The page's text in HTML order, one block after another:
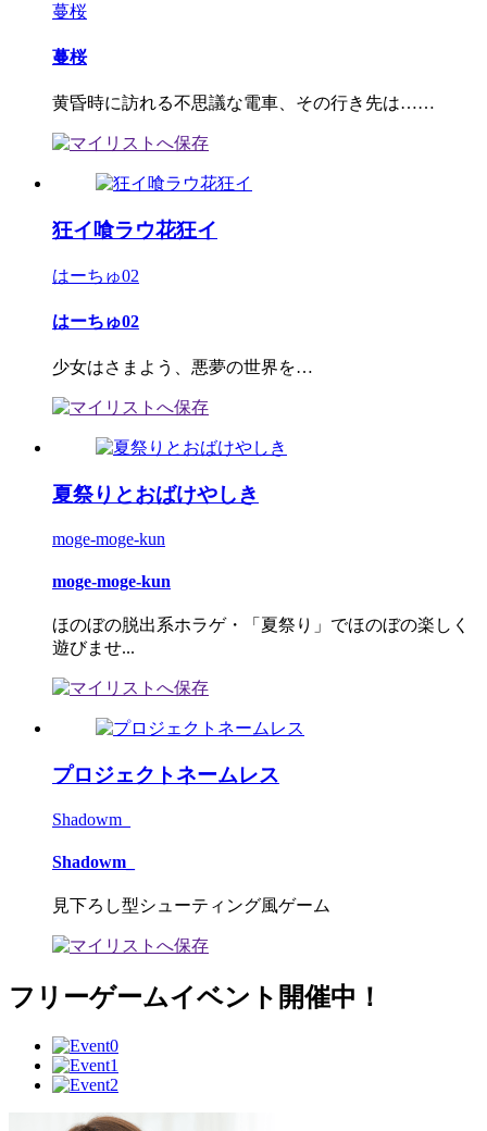
蔓桜
蔓桜
黄昏時に訪れる不思議な電車、その行き先は……
狂イ喰ラウ花狂イ
はーちゅ02
はーちゅ02
少女はさまよう、悪夢の世界を…
夏祭りとおばけやしき
moge-moge-kun
moge-moge-kun
ほのぼの脱出系ホラゲ・「夏祭り」でほのぼの楽しく
遊びませ...
プロジェクトネームレス
Shadowm_
Shadowm_
見下ろし型シューティング風ゲーム
フリーゲームイベント開催中！